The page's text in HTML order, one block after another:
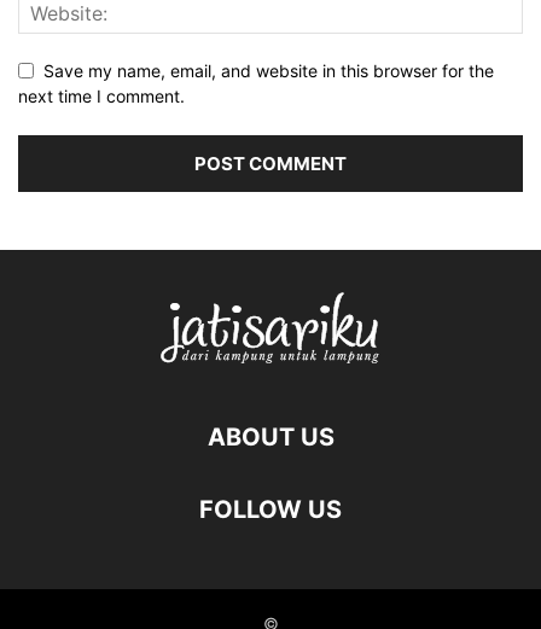
Save my name, email, and website in this browser for the
next time I comment.
ABOUT US
FOLLOW US
©